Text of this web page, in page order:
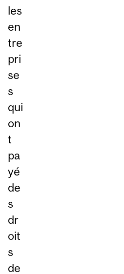
les
en
tre
pri
se
s
qui
on
t
pa
yé
de
s
dr
oit
s
de